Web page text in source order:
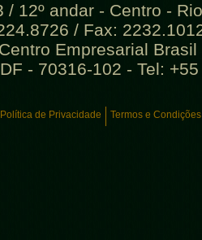
/ 12º andar - Centro -
/ Fax:
Empresarial
- 70316-102 - Tel:
Política de Privacidade Termos e